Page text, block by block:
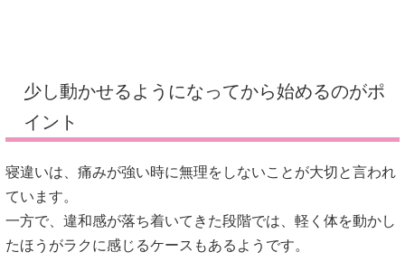
少し動かせるようになってから始めるのがポ
イント
寝違いは、痛みが強い時に無理をしないことが大切と言われ
ています。
一方で、違和感が落ち着いてきた段階では、軽く体を動かし
たほうがラクに感じるケースもあるようです。